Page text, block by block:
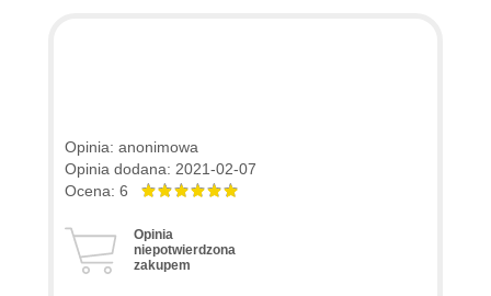
Opinia: anonimowa
Opinia dodana: 2021-02-07
Ocena: 6
Opinia
niepotwierdzona
zakupem